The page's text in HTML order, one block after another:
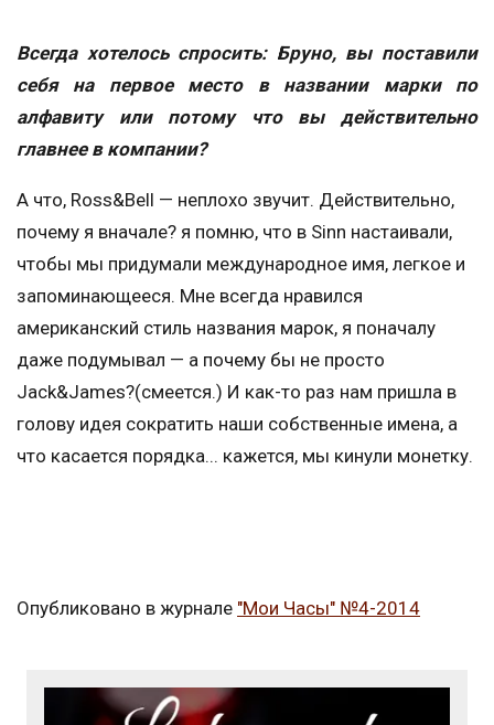
Всегда хотелось спросить: Бруно, вы поставили
себя на первое место в названии марки по
алфавиту или потому что вы действительно
главнее в компании?
А что, Ross&Bell — неплохо звучит. Действительно,
почему я вначале? я помню, что в Sinn настаивали,
чтобы мы придумали международное имя, легкое и
запоминающееся. Мне всегда нравился
американский стиль названия марок, я поначалу
даже подумывал — а почему бы не просто
Jack&James?(смеется.) И как-то раз нам пришла в
голову идея сократить наши собственные имена, а
что касается порядка... кажется, мы кинули монетку.
Опубликовано в журнале "Мои Часы" №4-2014